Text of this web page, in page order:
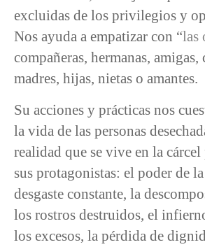
excluidas de los privilegios y
Nos ayuda a empatizar con “las
compañeras, hermanas, amigas,
madres, hijas, nietas o amantes.
Su acciones y prácticas nos
la vida de las personas
realidad que se vive en la
sus protagonistas: el poder de
desgaste constante, la
los rostros destruidos, el
los excesos, la pérdida de